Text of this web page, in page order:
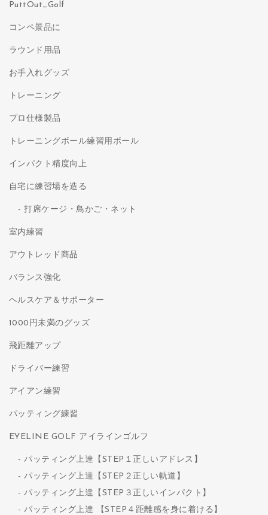
PuttOut_Golf
コンペ景品に
ラウンド用品
お手入れグッズ
トレーニング
プロ仕様製品
トレーニングボール練習用ボール
インパクト精度向上
自宅に練習場を造る
打席ケージ・鳥かご・ネット
室内練習
アウトレッド商品
バランス強化
ヘルスケア＆サポーター
1000円未満のグッズ
飛距離アップ
ドライバー練習
アイアン練習
パッティング練習
EYELINE GOLF アイラインゴルフ
パッティング上達【STEP１正しいアドレス】
パッティング上達【STEP２正しい軌道】
パッティング上達【STEP３正しいインパクト】
パッティング上達 【STEP４距離感を身に着ける】